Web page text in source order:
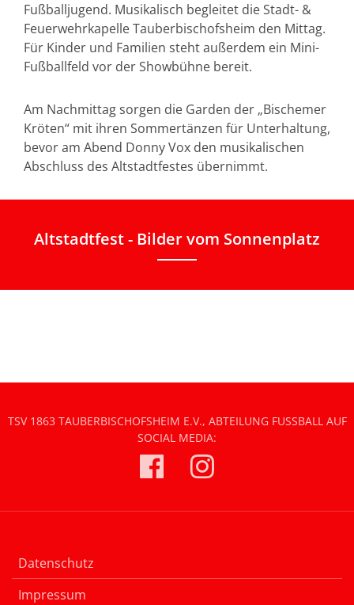
Fußballjugend. Musikalisch begleitet die Stadt- &
Feuerwehrkapelle Tauberbischofsheim den Mittag.
Für Kinder und Familien steht außerdem ein Mini-
Fußballfeld vor der Showbühne bereit.
Am Nachmittag sorgen die Garden der „Bischemer
Kröten“ mit ihren Sommertänzen für Unterhaltung,
bevor am Abend Donny Vox den musikalischen
Abschluss des Altstadtfestes übernimmt.
Altstadtfest - Bilder vom Sonnenplatz
TSV 1863 TAUBERBISCHOFSHEIM E.V., ABTEILUNG FUSSBALL AUF S
OCIAL MEDIA:
Datenschutz
Impressum